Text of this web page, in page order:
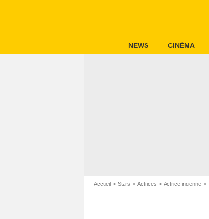
NEWS CINÉMA
Accueil Stars Actrices Actrice indienne